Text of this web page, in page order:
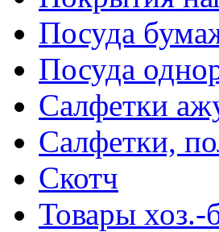
Посуда
Посуда
Салфетки
Салфетки,
Скотч
Товары хоз.-